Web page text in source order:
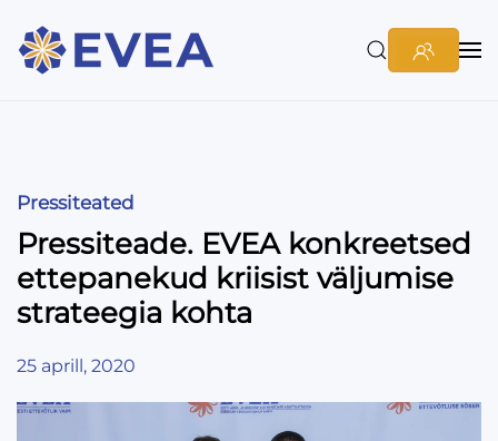
Pressiteated
Pressiteade. EVEA konkreetsed
ettepanekud kriisist väljumise
strateegia kohta
25 aprill, 2020